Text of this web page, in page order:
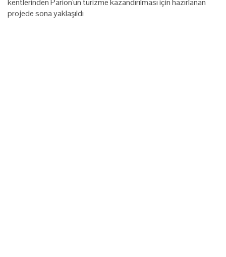
kentlerinden Parion'un turizme kazandırılması için hazırlanan
projede sona yaklaşıldı